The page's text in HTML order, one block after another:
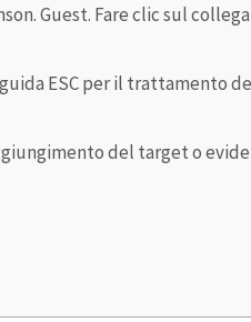
Guest. Fare clic sul
ESC per il trattamento
del target o